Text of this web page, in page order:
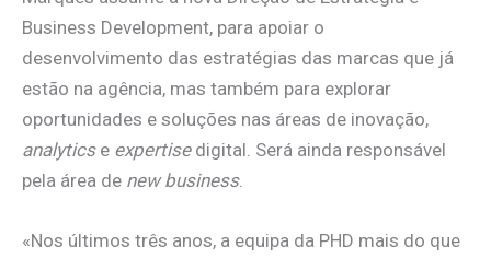
Business Development, para apoiar o
desenvolvimento das estratégias das marcas que já
estão na agência, mas também para explorar
oportunidades e soluções nas áreas de inovação,
analyticse expertisedigital. Será ainda responsável
pela área de new business.
«Nos últimos três anos, a equipa da PHD mais do que